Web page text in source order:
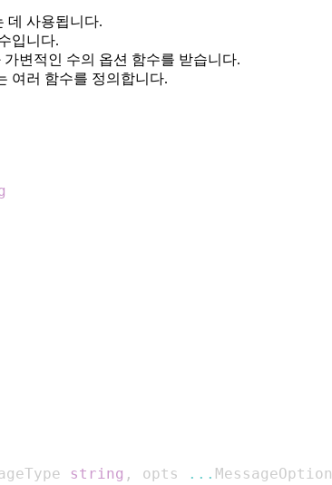
데 사용됩니다.
입니다.
변적인 수의 옵션 함수를 받습니다.
여러 함수를 정의합니다.
string , opts ... MessageOption